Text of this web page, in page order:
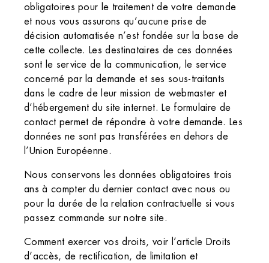
obligatoires pour le traitement de votre demande
et nous vous assurons qu’aucune prise de
décision automatisée n’est fondée sur la base de
cette collecte. Les destinataires de ces données
sont le service de la communication, le service
concerné par la demande et ses sous-traitants
dans le cadre de leur mission de webmaster et
d’hébergement du site internet. Le formulaire de
contact permet de répondre à votre demande. Les
données ne sont pas transférées en dehors de
l’Union Européenne.
Nous conservons les données obligatoires trois
ans à compter du dernier contact avec nous ou
pour la durée de la relation contractuelle si vous
passez commande sur notre site.
Comment exercer vos droits, voir l’article Droits
d’accès, de rectification, de limitation et